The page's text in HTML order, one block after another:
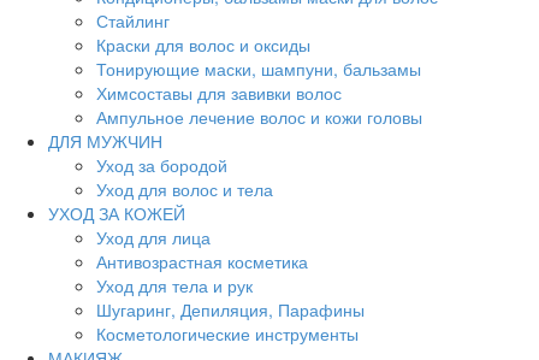
Стайлинг
Краски для волос и оксиды
Тонирующие маски, шампуни, бальзамы
Химсоставы для завивки волос
Ампульное лечение волос и кожи головы
ДЛЯ МУЖЧИН
Уход за бородой
Уход для волос и тела
УХОД ЗА КОЖЕЙ
Уход для лица
Антивозрастная косметика
Уход для тела и рук
Шугаринг, Депиляция, Парафины
Косметологические инструменты